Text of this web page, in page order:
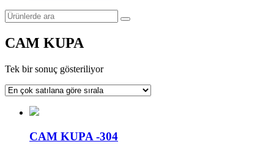
CAM KUPA
Tek bir sonuç gösteriliyor
CAM KUPA -304